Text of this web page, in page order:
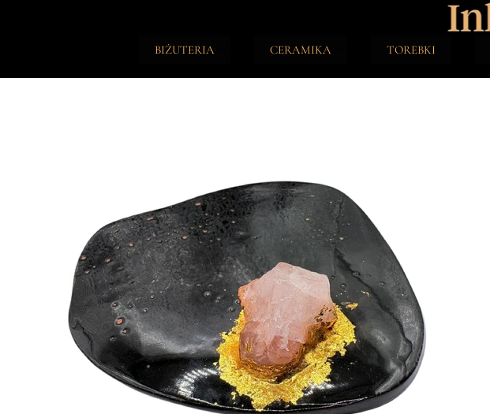
BIŻUTERIA
TALIZMANY
CERAMIKA
ŚWIECZKI
TOREBKI